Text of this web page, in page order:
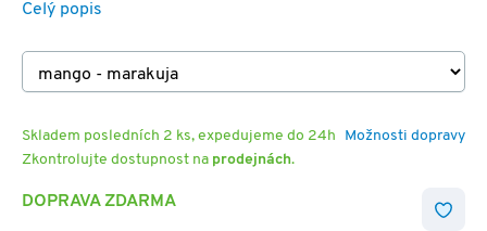
Celý popis
Možnosti dopravy
Skladem posledních 2 ks, expedujeme do 24h
Zkontrolujte dostupnost na prodejnách.
DOPRAVA ZDARMA